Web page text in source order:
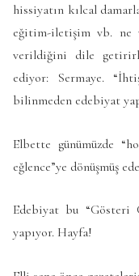
hissiyatın kılcal
eğitim-iletişim vb. ne
verildiğini dile
ediyor: Sermaye.
bilinmeden edebiyat
Elbette günümüzde
eğlence”ye dönüşmüş
Edebiyat bu “Gösteri
yapıyor. Hayfa!